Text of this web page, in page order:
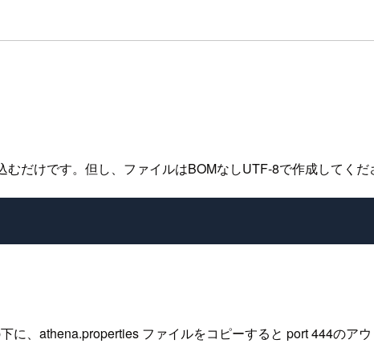
だけです。但し、ファイルはBOMなしUTF-8で作成してくだ
に、athena.properties ファイルをコピーすると port 444のア